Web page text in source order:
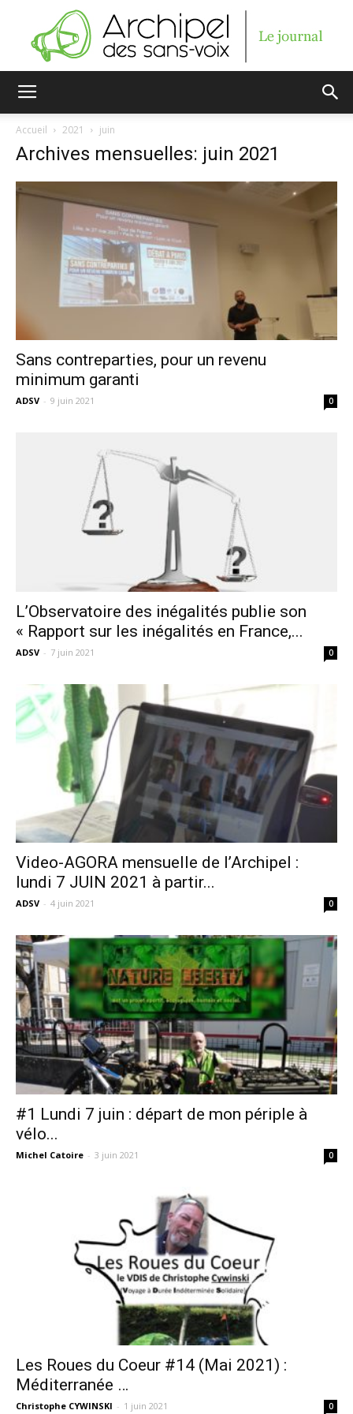
sans-
Accueil 2021 juin
Archives mensuelles: juin 2021
Sans contreparties, pour un revenu
minimum garanti
ADSV - 9 juin 2021 0
L’Observatoire des inégalités publie son
« Rapport sur les inégalités en France,...
ADSV - 7 juin 2021 0
Video-AGORA mensuelle de l’Archipel :
lundi 7 JUIN 2021 à partir...
ADSV - 4 juin 2021 0
#1 Lundi 7 juin : départ de mon périple à
vélo...
Michel Catoire - 3 juin 2021 0
Les Roues du Coeur #14 (Mai 2021) :
Méditerranée …
Christophe CYWINSKI - 1 juin 2021 0